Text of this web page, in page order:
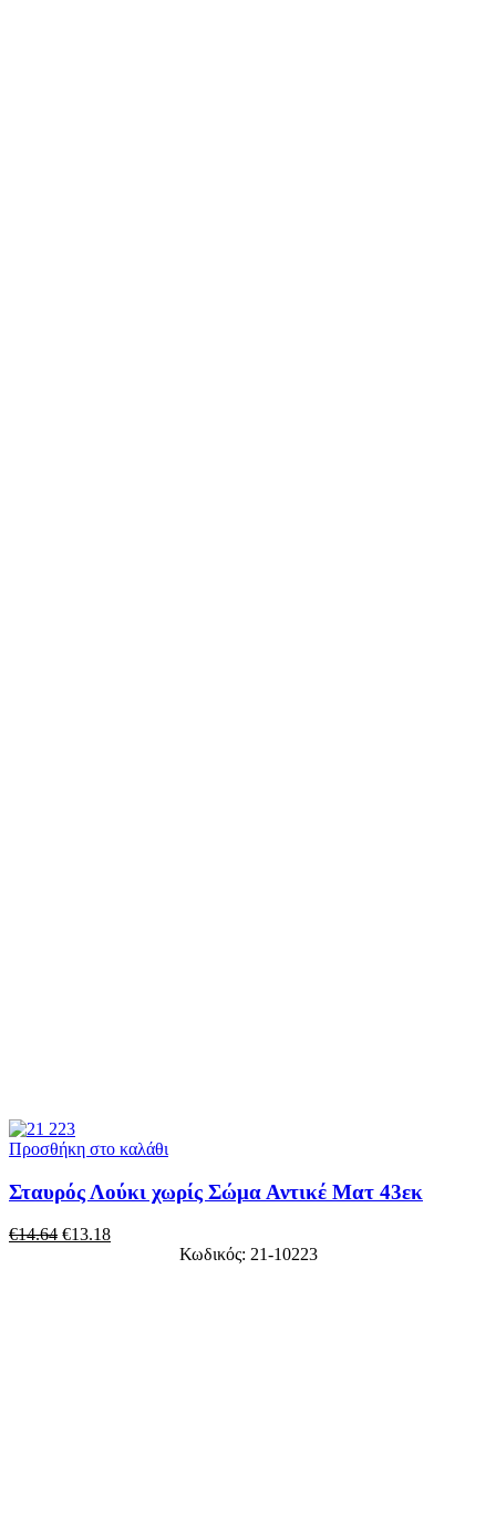
Προσθήκη στο καλάθι
Σταυρός Λούκι χωρίς Σώμα Αντικέ Ματ 43εκ
€14.64 €13.18
Κωδικός: 21-10223